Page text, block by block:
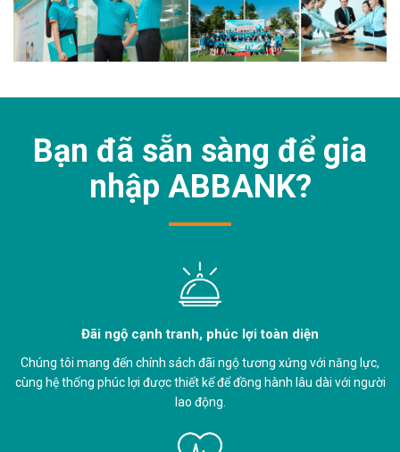
Bạn đã sẵn sàng để gia
nhập ABBANK?
Đãi ngộ cạnh tranh, phúc lợi toàn diện
Chúng tôi mang đến chính sách đãi ngộ tương xứng với năng lực,
cùng hệ thống phúc lợi được thiết kế để đồng hành lâu dài với người
lao động.